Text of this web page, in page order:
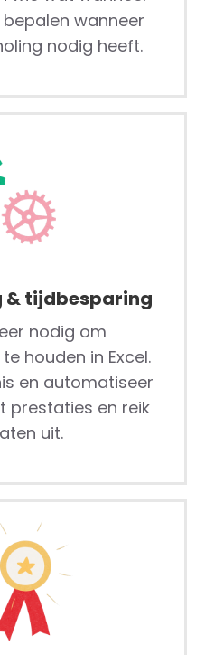
wanneer
nodig heeft.
tijdbesparing
nodig om
houden in Excel.
en automatiseer
prestaties en reik
uit.